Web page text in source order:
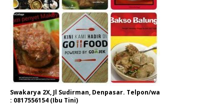
Swakarya 2X, Jl Sudirman, Denpasar. Telpon/wa
: 0817556154 (Ibu Tini)